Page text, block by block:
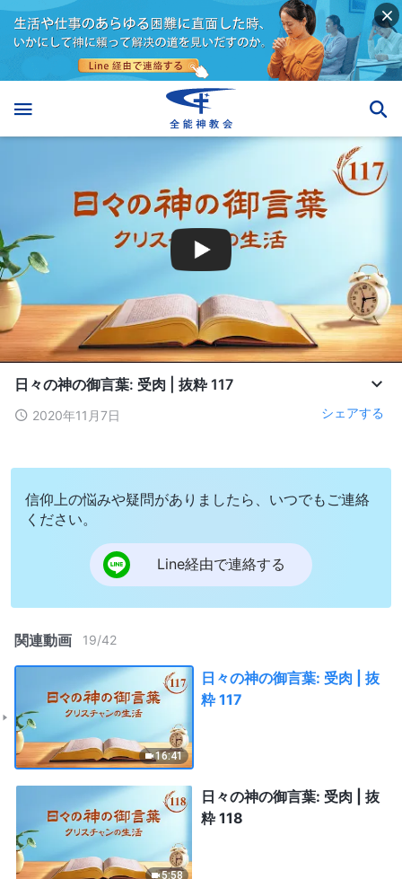
日々の神の御言葉: 受肉 | 抜粋 117
2020年11月7日 シェアする
信仰上の悩みや疑問がありましたら、いつでもご連絡
ください。
Line経由で連絡する
関連動画 19/42
16:41
日々の神の御言葉: 受肉 | 抜
粋 117
5:58
日々の神の御言葉: 受肉 | 抜
粋 118